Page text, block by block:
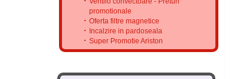
promotionale
Oferta filtre magnetice
Incalzire in pardoseala
Super Promotie Ariston